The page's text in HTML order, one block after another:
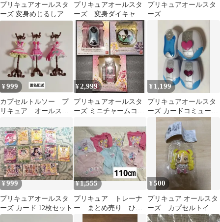
プリキュアオールスタ
ーズ 変身めじるしアク
セサリー 3種セット カ
ードコミューン
プリキュアオールスタ
ーズ 変身ダイキャス
トチャーム&パッケー
ジ カプセルトイ
プリキュアオールスタ
ーズ
¥999
カプセルトルソー プ
リキュア オールスタ
¥2,999
プリキュアオールスタ
ーズ ミニチャームコレ
ット
¥ 1,199
プリキュアオールスタ
ーズ カードコミューン
ガチャガチャ ふたりは
プリキュア
¥999
プリキュアオールスタ
ーズ カード 12枚セット
¥1,555
プリキュア トレーナ
ー まとめ売り ひろ
がるスカイプリキュ
¥500
プリキュア オールスタ
ーズ カプセルトイ